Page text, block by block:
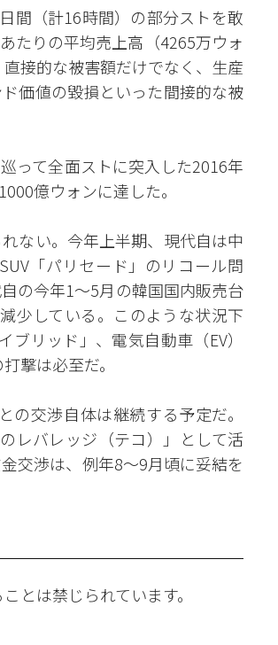
間（計16時間）の部分ストを敢
たりの平均売上高（4265万ウォ
接的な被害額だけでなく、生産
価値の毀損といった間接的な被
って全面ストに突入した2016年
億ウォンに達した。
ない。今年上半期、現代自は中
「パリセード」のリコール問
の今年1〜5月の韓国国内販売台
少している。このような状況下
リッド」、電気自動車（EV）
撃は必至だ。
交渉自体は継続する予定だ。
レバレッジ（テコ）」として活
交渉は、例年8〜9月頃に妥結を
とは禁じられています。